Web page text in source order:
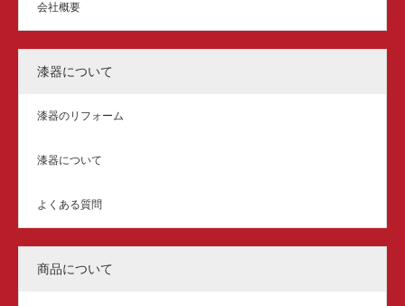
会社概要
漆器について
漆器のリフォーム
漆器について
よくある質問
商品について